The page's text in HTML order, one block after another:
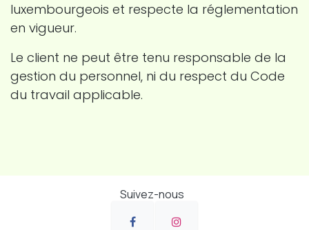
luxembourgeois et respecte la réglementation
en vigueur.
Le client ne peut être tenu responsable de la
gestion du personnel, ni du respect du Code
du travail applicable.
Suivez-nous